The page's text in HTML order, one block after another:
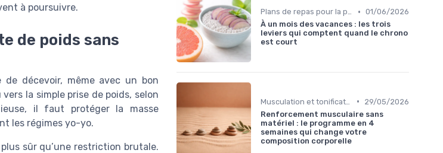
à poursuivre.
de poids sans
décevoir, même avec un bon
la simple prise de poids, selon
il faut protéger la masse
les régimes yo-yo.
sûr qu’une restriction brutale.
Plans de repas pour la perte de poids • 01/06/2026
À un mois des vacances : les trois
leviers qui comptent quand le chrono
est court
•
29/05/2026
Renforcement musculaire sans
matériel : le programme en 4
semaines qui change votre
composition corporelle